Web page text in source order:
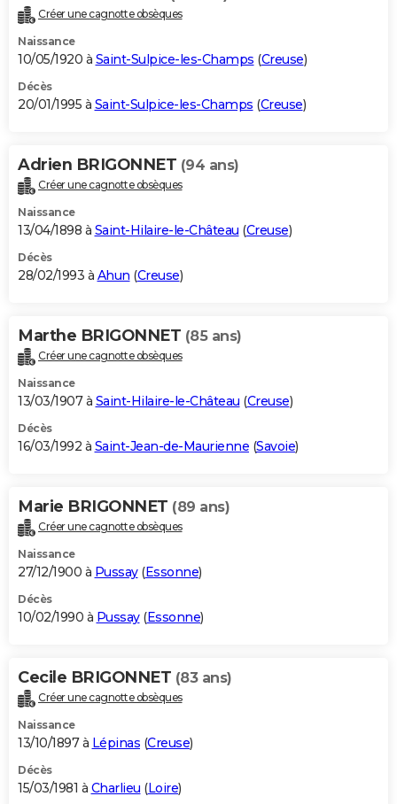
Créer une cagnotte obsèques
Naissance
10/05/1920 à Saint-Sulpice-les-Champs (Creuse)
Décès
20/01/1995 à Saint-Sulpice-les-Champs (Creuse)
Adrien BRIGONNET (94 ans)
Créer une cagnotte obsèques
Naissance
13/04/1898 à Saint-Hilaire-le-Château (Creuse)
Décès
28/02/1993 à Ahun (Creuse)
Marthe BRIGONNET (85 ans)
Créer une cagnotte obsèques
Naissance
13/03/1907 à Saint-Hilaire-le-Château (Creuse)
Décès
16/03/1992 à Saint-Jean-de-Maurienne (Savoie)
Marie BRIGONNET (89 ans)
Créer une cagnotte obsèques
Naissance
27/12/1900 à Pussay(Essonne)
Décès
10/02/1990 à Pussay(Essonne)
Cecile BRIGONNET (83 ans)
Créer une cagnotte obsèques
Naissance
13/10/1897 à Lépinas (Creuse)
Décès
15/03/1981 à Charlieu (Loire)